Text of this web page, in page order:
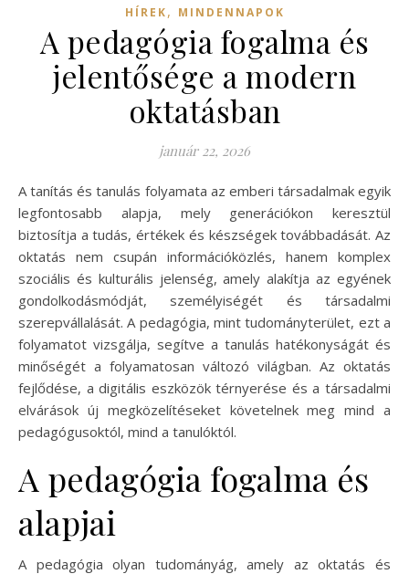
HÍREK, MINDENNAPOK
A pedagógia fogalma és
jelentősége a modern
oktatásban
január 22, 2026
A tanítás és tanulás folyamata az emberi társadalmak egyik
legfontosabb alapja, mely generációkon keresztül
biztosítja a tudás, értékek és készségek továbbadását. Az
oktatás nem csupán információközlés, hanem komplex
szociális és kulturális jelenség, amely alakítja az egyének
gondolkodásmódját, személyiségét és társadalmi
szerepvállalását. A pedagógia, mint tudományterület, ezt a
folyamatot vizsgálja, segítve a tanulás hatékonyságát és
minőségét a folyamatosan változó világban. Az oktatás
fejlődése, a digitális eszközök térnyerése és a társadalmi
elvárások új megközelítéseket követelnek meg mind a
pedagógusoktól, mind a tanulóktól.
A pedagógia fogalma és
alapjai
A pedagógia olyan tudományág, amely az oktatás és